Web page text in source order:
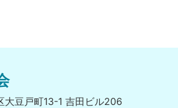
豆戸町13-1 吉田ビル206